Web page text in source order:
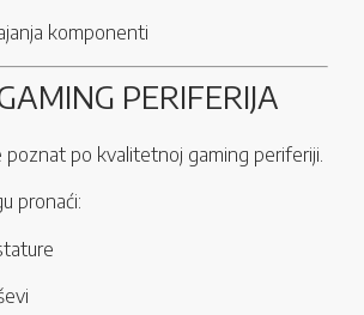
komponenti
PERIFERIJA
poznat po kvalitetnoj gaming periferiji.
pronaći: